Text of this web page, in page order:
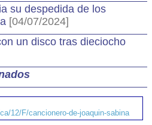
su despedida de los
[04/07/2024]
un disco tras dieciocho
12/F/cancionero-de-joaquin-sabina